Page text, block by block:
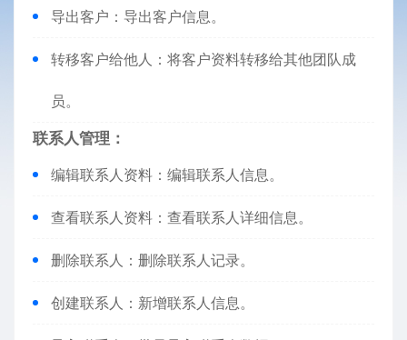
导出客户：导出客户信息。
转移客户给他人：将客户资料转移给其他团队成
员。
联系人管理：
编辑联系人资料：编辑联系人信息。
查看联系人资料：查看联系人详细信息。
删除联系人：删除联系人记录。
创建联系人：新增联系人信息。